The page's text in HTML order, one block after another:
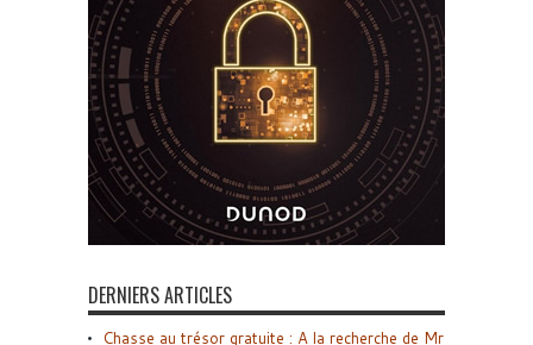
DERNIERS ARTICLES
Chasse au trésor gratuite : A la recherche de Mr